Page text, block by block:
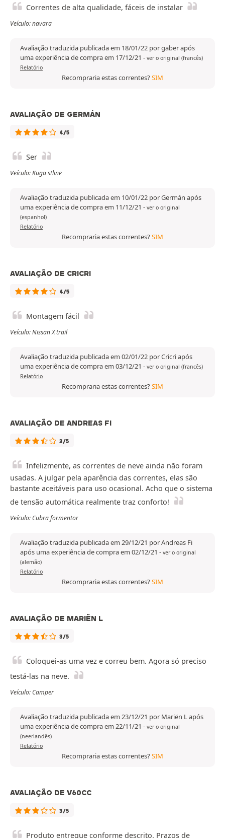
Correntes de alta qualidade, fáceis de instalar
Veículo: navara
Avaliação traduzida publicada em 18/01/22 por gaber após
uma experiência de compra em 17/12/21 - ver o original (francês)
Relatório
Recompraria estas correntes?SIM
AVALIAÇÃO DE GERMÁN
4/5
Ser
Veículo: Kuga stline
Avaliação traduzida publicada em 10/01/22 por Germán após
uma experiência de compra em 11/12/21 - ver o original
(espanhol)
Relatório
Recompraria estas correntes?SIM
AVALIAÇÃO DE CRICRI
4/5
Montagem fácil
Veículo: Nissan X trail
Avaliação traduzida publicada em 02/01/22 por Cricri após
uma experiência de compra em 03/12/21 - ver o original (francês)
Relatório
Recompraria estas correntes?SIM
AVALIAÇÃO DE ANDREAS FI
3/5
Infelizmente, as correntes de neve ainda não foram
usadas. A julgar pela aparência das correntes, elas são
bastante aceitáveis para uso ocasional. Acho que o sistema
de tensão automática realmente traz conforto!
Veículo: Cubra formentor
Avaliação traduzida publicada em 29/12/21 por Andreas Fi
após uma experiência de compra em 02/12/21 - ver o original
(alemão)
Relatório
Recompraria estas correntes?SIM
AVALIAÇÃO DE MARIËN L
3/5
Coloquei-as uma vez e correu bem. Agora só preciso
testá-las na neve.
Veículo: Camper
Avaliação traduzida publicada em 23/12/21 por Mariën L após
uma experiência de compra em 22/11/21 - ver o original
(neerlandês)
Relatório
Recompraria estas correntes?SIM
AVALIAÇÃO DE V60CC
3/5
Produto entregue conforme descrito. Prazos de